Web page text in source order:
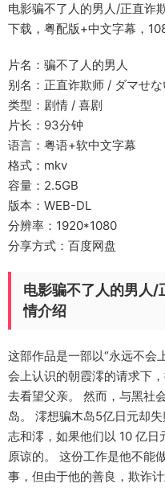
电影骗不了人的男人/正直诈
下载，粤配版+中文字幕，
片名：骗不了人的男人
别名：正直诈欺师 / ダマせな
类型：剧情 / 喜剧
片长：93分钟
语言：粤语+软中文字幕
格式：mkv
容量：2.5GB
版本：WEB-DL
分辨率：1920*1080
分享方式：百度网盘
电影骗不了人的男人/
情介绍
这部作品是一部以“永远不会
会上认识的朝霞澪的请求下
去看望父亲。 然而，与黑社
岛。 澪想骗木岛5亿日元却
志和澪，如果他们以 10 亿
原谅的。 这份工作是他不能
事，但由于他的善良，欺诈